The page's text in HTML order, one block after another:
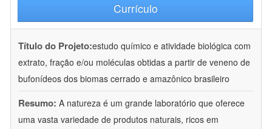
Currículo
Título do Projeto:estudo químico e atividade biológica com
extrato, fração e/ou moléculas obtidas a partir de veneno de
bufonídeos dos biomas cerrado e amazônico brasileiro
Resumo: A natureza é um grande laboratório que oferece
uma vasta variedade de produtos naturais, ricos em